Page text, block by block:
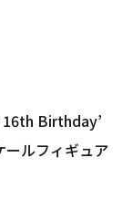
16th Birthday’
ールフィギュア